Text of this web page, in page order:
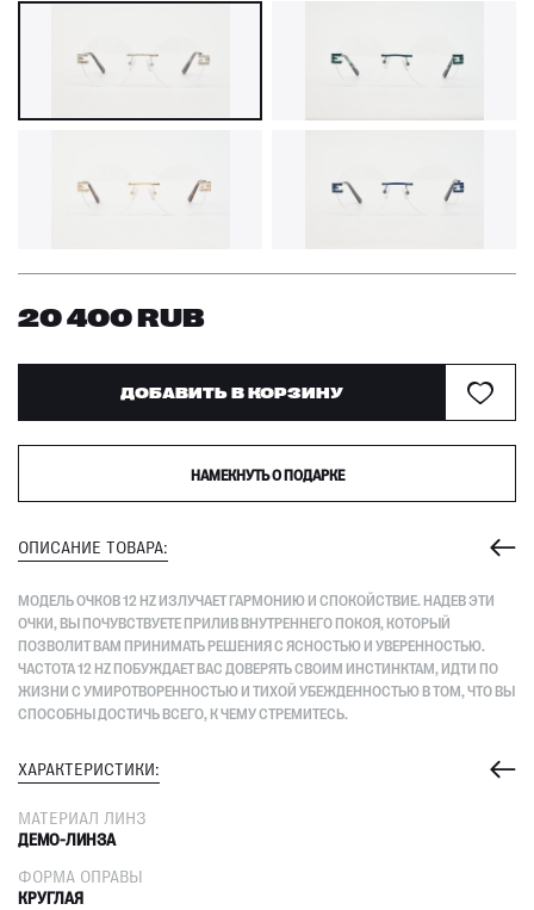
20 400RUB
ДОБАВИТЬ В КОРЗИНУ
НАМЕКНУТЬ О ПОДАРКЕ
ОПИСАНИЕ ТОВАРА:
МОДЕЛЬ ОЧКОВ 12 HZ ИЗЛУЧАЕТ ГАРМОНИЮ И СПОКОЙСТВИЕ. НАДЕВ ЭТИ
ОЧКИ, ВЫ ПОЧУВСТВУЕТЕ ПРИЛИВ ВНУТРЕННЕГО ПОКОЯ, КОТОРЫЙ
ПОЗВОЛИТ ВАМ ПРИНИМАТЬ РЕШЕНИЯ С ЯСНОСТЬЮ И УВЕРЕННОСТЬЮ.
ЧАСТОТА 12 HZ ПОБУЖДАЕТ ВАС ДОВЕРЯТЬ СВОИМ ИНСТИНКТАМ, ИДТИ ПО
ЖИЗНИ С УМИРОТВОРЕННОСТЬЮ И ТИХОЙ УБЕЖДЕННОСТЬЮ В ТОМ, ЧТО ВЫ
СПОСОБНЫ ДОСТИЧЬ ВСЕГО, К ЧЕМУ СТРЕМИТЕСЬ.
ХАРАКТЕРИСТИКИ:
МАТЕРИАЛ ЛИНЗ
ДЕМО-ЛИНЗА
ФОРМА ОПРАВЫ
КРУГЛАЯ